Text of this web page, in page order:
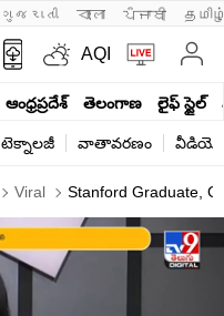
ગુજરાતી বাংলা ਪੰਜਾਬੀ
AQI
ఆంధ్రప్రదేశ్ తెలంగాణ లైఫ్ స్టైల్
టెక్నాలజీ వాతావరణం
Viral Stanford Graduate,